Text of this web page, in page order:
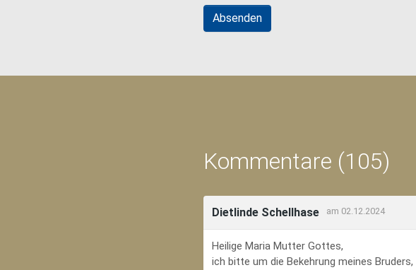
Kommentare (105)
Dietlinde Schellhase am 02.12.2024
Heilige Maria Mutter Gottes,
ich bitte um die Bekehrung meines